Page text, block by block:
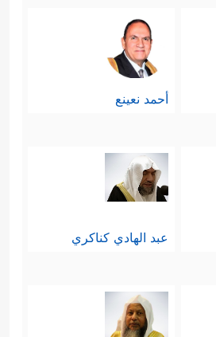
أحمد نعينع
عبد الهادي كناكري